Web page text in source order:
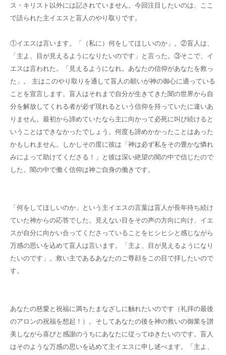
ス・キリスト以外には記されていません。今回注目したいのは、ここ
で語られた主イエスと盲人のやり取りです。
①イエスは言います。「（私に）何をしてほしいのか」。②盲人は、
「主よ、目が見えるようになりたいのです」と言った。③そこで、イ
エスは言われた。「見えるようになれ。あなたの信仰があなたを救っ
た」。 主はこのやり取りを通して盲人の願いが神の御心に適っている
ことを宣言します。盲人はそれまで自分が生きてきた闇の世界から自
分を解放してくれる者が必ず現れるという信仰を持っていたに違いあ
りません。最初から諦めていたなら主に向かって必死に叫び続けると
いうことはできなかったでしょう。何度も諦めかかったことはあった
かもしれません。しかしその度に彼は「神は必ず私をその豊かな憐れ
みによって助けてくださる！」と彼は深い絶望の闇の中で信じたので
した。闇の中で働く信仰は神ご自身の働きです。
「何をしてほしいのか」という主イエスの言葉は盲人が長年待ち続け
ていた神からの応答でした。見えない目をその声の方向に向け、イエ
スが自分に向かい合ってくださっていることをヒシヒシと感じながら
万感の思いを込めて盲人は言います。「主よ、目が見えるようになり
たいのです」。救い主であるあなたのご尊顔をこの目で拝したいので
す。
あなたの慈愛と祝福に満ちたまなざしに触れたいのです（礼拝の最後
のアロンの祝福を想起！）。そしてあなたの後を神の救いの御業を讃
美しながら喜びと感謝のうちにあなたに従ってゆきたいのです。盲人
はそのような万感の思いを込めて主イエスに申し述べます。「主よ、